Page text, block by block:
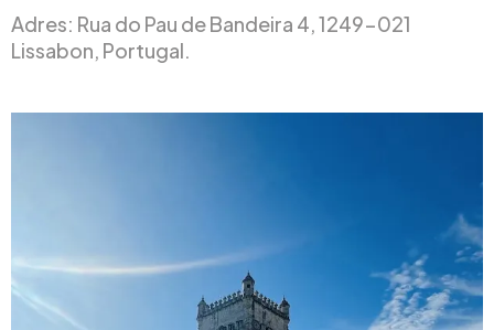
Adres: Rua do Pau de Bandeira 4, 1249-021
Lissabon, Portugal.